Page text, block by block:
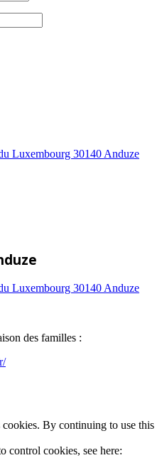
Luxembourg 30140 Anduze
Luxembourg 30140 Anduze
des familles :
By continuing to use this
control cookies, see here: